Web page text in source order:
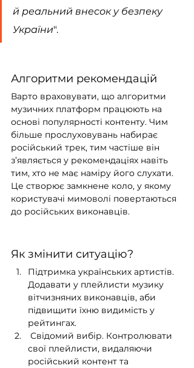
й реальний внесок у безпеку
України".
Алгоритми рекомендацій
Варто враховувати, що алгоритми
музичних платформ працюють на
основі популярності контенту. Чим
більше прослуховувань набирає
російський трек, тим частіше він
з’являється у рекомендаціях навіть
тим, хто не має наміру його слухати.
Це створює замкнене коло, у якому
користувачі мимоволі повертаються
до російських виконавців.
Як змінити ситуацію?
Підтримка українських артистів.
Додавати у плейлисти музику
вітчизняних виконавців, аби
підвищити їхню видимість у
рейтингах.
свої плейлисти, видаляючи
російський контент та